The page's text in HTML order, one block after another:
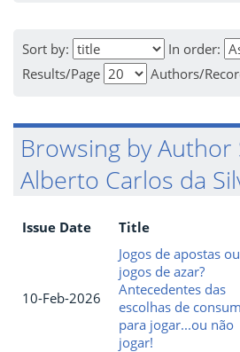
Sort by:
In order:
Results/Page
Authors/
Browsing by Author
Alberto Carlos da
Issue Date Title
10-Feb-2026
Jogos de apostas ou
jogos de azar?
Antecedentes das
escolhas de
para jogar...ou não
jogar!